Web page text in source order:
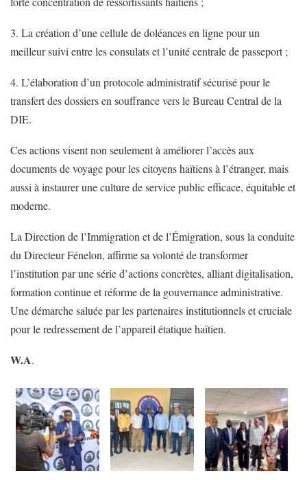
3. La création d’une cellule de doléances en ligne pour un
meilleur suivi entre les consulats et l’unité centrale de passeport ;
4. L’élaboration d’un protocole administratif sécurisé pour le
transfert des dossiers en souffrance vers le Bureau Central de la
DIE.
Ces actions visent non seulement à améliorer l’accès aux
documents de voyage pour les citoyens haïtiens à l’étranger, mais
aussi à instaurer une culture de service public efficace, équitable et
moderne.
La Direction de l’Immigration et de l’Émigration, sous la conduite
du Directeur Fénelon, affirme sa volonté de transformer
l’institution par une série d’actions concrètes, alliant digitalisation,
formation continue et réforme de la gouvernance administrative.
Une démarche saluée par les partenaires institutionnels et cruciale
pour le redressement de l’appareil étatique haïtien.
W.A.